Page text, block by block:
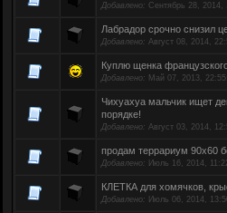
Добавлено: Сентябрь 28, 2014,
Лабрадор срочно снизил
Добавлено: Август 08, 2014,
Куплю щенка
Добавлено: Май 07, 2013,
Чихуахуа мальчик ищет
порядке!
Добавлено: Август 03, 2014,
продам террариум 90х60
Добавлено: Июль 16, 2014,
КЛЕТКА для хомячков,
Добавлено: Июль 06, 2014,